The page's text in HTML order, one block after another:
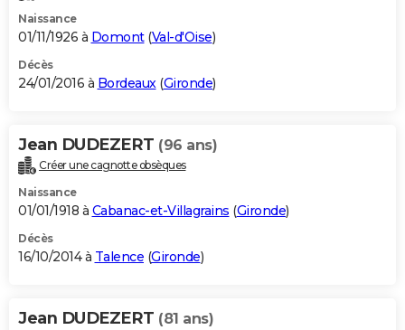
Naissance
01/11/1926 à Domont(Val-d'Oise)
Décès
24/01/2016 à Bordeaux (Gironde)
Jean DUDEZERT (96 ans)
Créer une cagnotte obsèques
Naissance
01/01/1918 à Cabanac-et-Villagrains (Gironde)
Décès
16/10/2014 à Talence (Gironde)
Jean DUDEZERT (81 ans)